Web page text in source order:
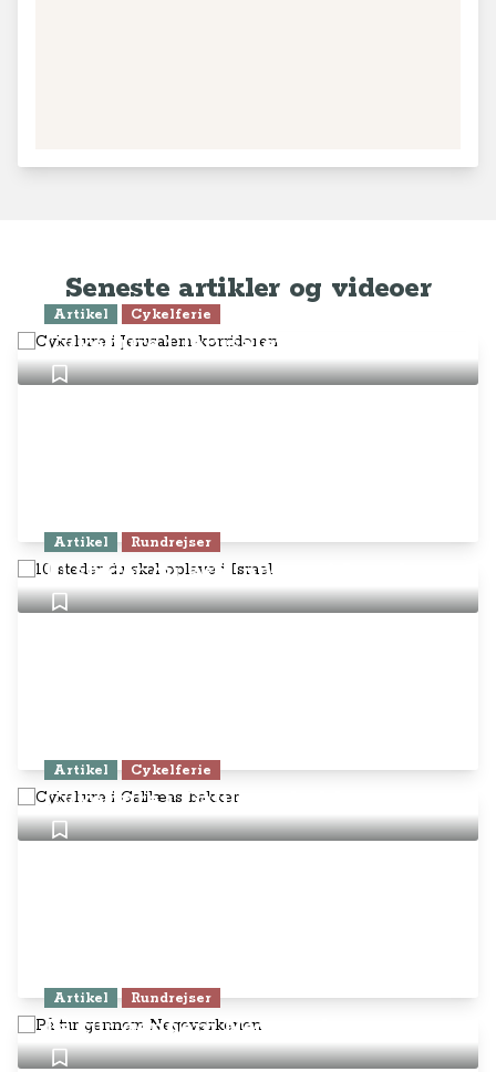
Seneste artikler og videoer
Artikel Cykelferie
Cykelture i Jerusalem-korridoren
Artikel Rundrejser
10 steder du skal opleve i Israel
Artikel Cykelferie
Cykelture i Galilæas bakker
Artikel Rundrejser
På tur gennem Negevørkenen